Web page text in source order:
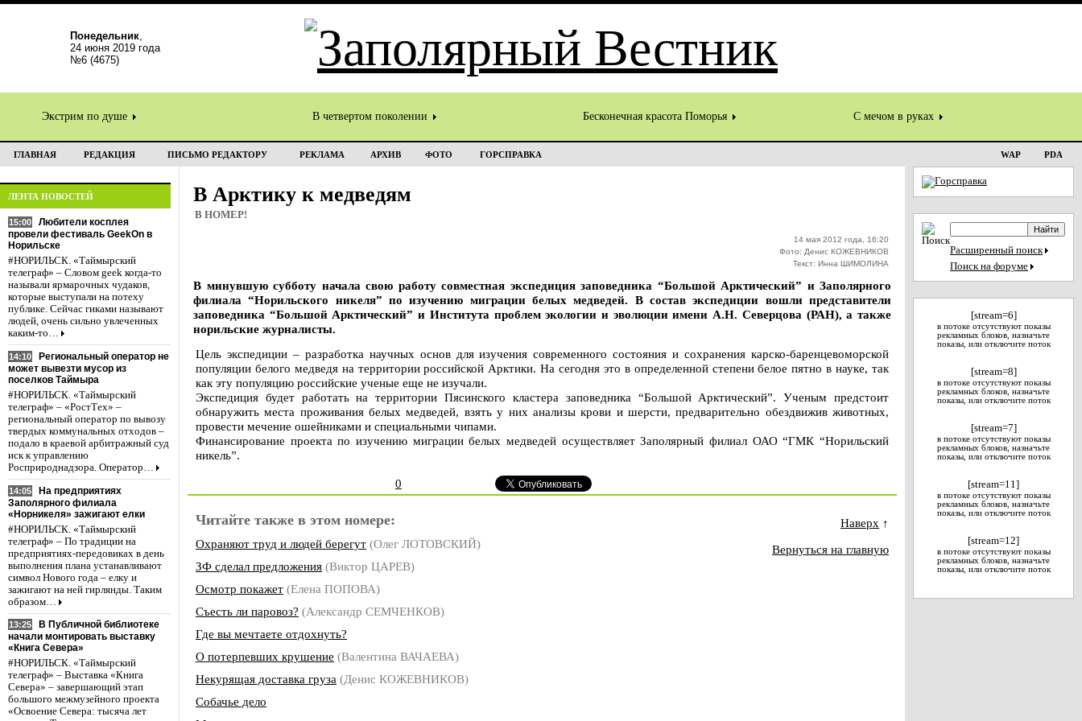
Понедельник,
24 июня 2019 года
№6 (4675)
Экстрим по душе В четвертом поколении Бесконечная красота Поморья С мечом в руках
ГЛАВНАЯ РЕДАКЦИЯ ПИСЬМО РЕДАКТОРУ РЕКЛАМА АРХИВ ФОТО ГОРСПРАВКА WAP PDA
ЛЕНТА НОВОСТЕЙ
15:00
Любители косплея
провели фестиваль GeekOn в
Норильске
#НОРИЛЬСК. «Таймырский
телеграф» – Словом geek когда-то
называли ярмарочных чудаков,
которые выступали на потеху
публике. Сейчас гиками называют
людей, очень сильно увлеченных
каким-то…
14:10
Региональный оператор не
может вывезти мусор из
поселков Таймыра
#НОРИЛЬСК. «Таймырский
телеграф» – «РостТех» –
региональный оператор по вывозу
твердых коммунальных отходов –
подало в краевой арбитражный суд
иск к управлению
Росприроднадзора. Оператор…
14:05
На предприятиях
Заполярного филиала
«Норникеля» зажигают елки
#НОРИЛЬСК. «Таймырский
телеграф» – По традиции на
предприятиях-передовиках в день
выполнения плана устанавливают
символ Нового года – елку и
зажигают на ней гирлянды. Таким
образом…
13:25
В Публичной библиотеке
начали монтировать выставку
«Книга Севера»
#НОРИЛЬСК. «Таймырский
телеграф» – Выставка «Книга
Севера» – завершающий этап
большого межмузейного проекта
«Освоение Севера: тысяча лет
В Арктику к медведям
В НОМЕР!
14 мая 2012 года, 16:20
Фото: Денис КОЖЕВНИКОВ
Текст: Инна ШИМОЛИНА
В минувшую субботу начала свою работу совместная экспедиция заповедника “Большой Арктический” и Заполярного
филиала “Норильского никеля” по изучению миграции белых медведей. В состав экспедиции вошли представители
заповедника “Большой Арктический” и Института проблем экологии и эволюции имени А.Н. Северцова (РАН), а также
норильские журналисты.
Цель экспедиции – разработка научных основ для изучения современного состояния и сохранения карско-баренцевоморской
популяции белого медведя на территории российской Арктики. На сегодня это в определенной степени белое пятно в науке, так
как эту популяцию российские ученые еще не изучали.
Экспедиция будет работать на территории Пясинского кластера заповедника “Большой Арктический”. Ученым предстоит
обнаружить места проживания белых медведей, взять у них анализы крови и шерсти, предварительно обездвижив животных,
провести мечение ошейниками и специальными чипами.
Финансирование проекта по изучению миграции белых медведей осуществляет Заполярный филиал ОАО “ГМК “Норильский
никель”.
0
Читайте также в этом номере:
Охраняют труд и людей берегут (Олег ЛОТОВСКИЙ)
ЗФ сделал предложения (Виктор ЦАРЕВ)
Осмотр покажет (Елена ПОПОВА)
Съесть ли паровоз? (Александр СЕМЧЕНКОВ)
Где вы мечтаете отдохнуть?
О потерпевших крушение (Валентина ВАЧАЕВА)
Некурящая доставка груза (Денис КОЖЕВНИКОВ)
Собачье дело
Наверх ↑
Вернуться на главную
Расширенный поиск
Поиск на форуме
[stream=6]
в потоке отсутствуют показы
рекламных блоков, назначьте
показы, или отключите поток
[stream=8]
в потоке отсутствуют показы
рекламных блоков, назначьте
показы, или отключите поток
[stream=7]
в потоке отсутствуют показы
рекламных блоков, назначьте
показы, или отключите поток
[stream=11]
в потоке отсутствуют показы
рекламных блоков, назначьте
показы, или отключите поток
[stream=12]
в потоке отсутствуют показы
рекламных блоков, назначьте
показы, или отключите поток